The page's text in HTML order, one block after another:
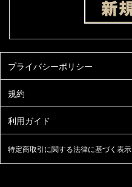
特定商取引に関する法律に基づく表示